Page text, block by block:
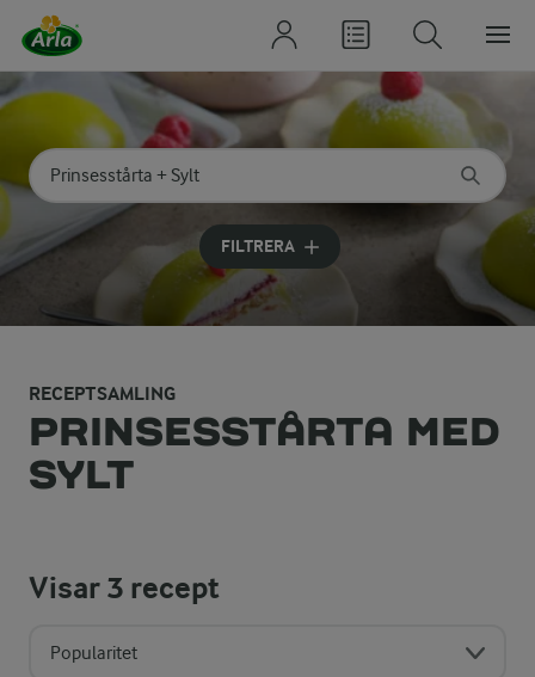
Sök på kategori eller ingrediens
Skriv in sökord för att få förslag
FILTRERA
RECEPTSAMLING
PRINSESSTÅRTA MED
SYLT
Visar3 recept
Popularitet